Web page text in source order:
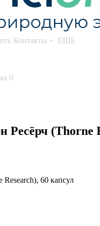
Контакты + ЕЩЕ
0
Ресёрч (Thorne
60 капсул